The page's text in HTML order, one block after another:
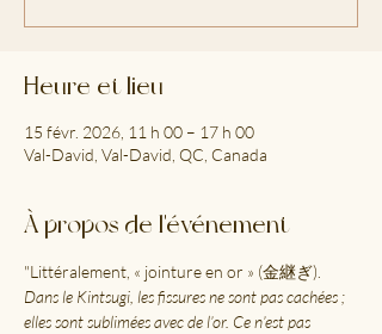
Heure et lieu
15 févr. 2026, 11 h 00 – 17 h 00
Val-David, Val-David, QC, Canada
À propos de l'événement
"Littéralement, « jointure en or » (金継ぎ).
Dans le Kintsugi, les fissures ne sont pas cachées ;
elles sont sublimées avec de l’or. Ce n’est pas